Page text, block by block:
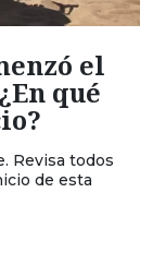
el
qué
Revisa todos
de esta